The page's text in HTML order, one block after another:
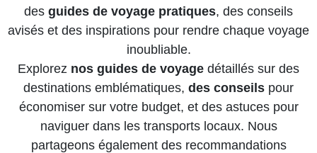
des guides de voyage pratiques, des conseils
avisés et des inspirations pour rendre chaque voyage
inoubliable.
Explorez nos guides de voyage détaillés sur des
destinations emblématiques, des conseils pour
économiser sur votre budget, et des astuces pour
naviguer dans les transports locaux. Nous
partageons également des recommandations